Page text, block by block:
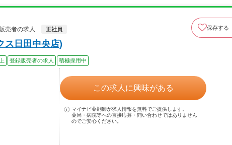
売者の求人
正社員 保存する
ス日田中央店)
登録販売者の求人 積極採用中
この求人に興味がある
マイナビ薬剤師が求人情報を無料でご提供します。
薬局・病院等への直接応募・問い合わせではありません
のでご安心ください。